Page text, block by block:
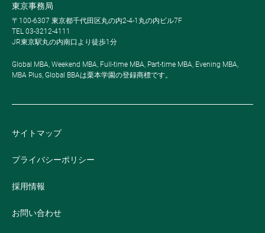
東京事務局
〒100-6307 東京都千代田区丸の内2-4-1丸の内ビル7F
TEL 03-3212-4111
JR東京駅丸の内南口より徒歩1分
Global MBA, Weekend MBA, Full-time MBA, Part-time MBA, Evening MBA,
MBA Plus, Global BBAは栗本学園の登録商標です。
サイトマップ
プライバシーポリシー
採用情報
お問い合わせ